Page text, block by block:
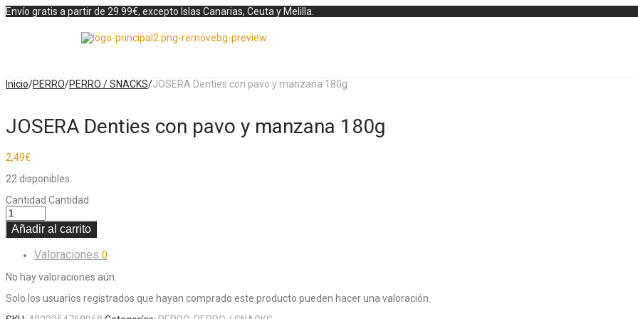
Envío gratis a partir de 29.99€, excepto Islas Canarias, Ceuta y Melilla.
Inicio/PERRO/PERRO / SNACKS/JOSERA Denties con pavo y manzana 180g
JOSERA Denties con pavo y manzana 180g
2,49€
22 disponibles
Cantidad Cantidad
Añadir al carrito
Valoraciones 0
No hay valoraciones aún.
Solo los usuarios registrados que hayan comprado este producto pueden hacer una valoración.